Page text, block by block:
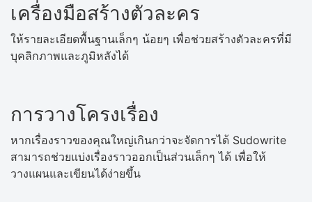
เครื่องมือสร้างตัวละคร
ให้รายละเอียดพื้นฐานเล็กๆ น้อยๆ เพื่อช่วยสร้างตัวละครที่มี
บุคลิกภาพและภูมิหลังได้
การวางโครงเรื่อง
หากเรื่องราวของคุณใหญ่เกินกว่าจะจัดการได้ Sudowrite
สามารถช่วยแบ่งเรื่องราวออกเป็นส่วนเล็กๆ ได้ เพื่อให้
วางแผนและเขียนได้ง่ายขึ้น